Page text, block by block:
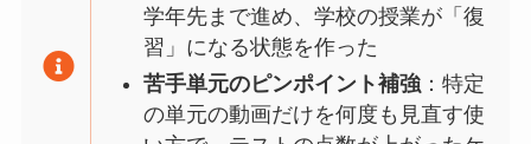
学年先まで進め、学校の授業が「復
習」になる状態を作った
苦手単元のピンポイント補強：特定
の単元の動画だけを何度も見直す使